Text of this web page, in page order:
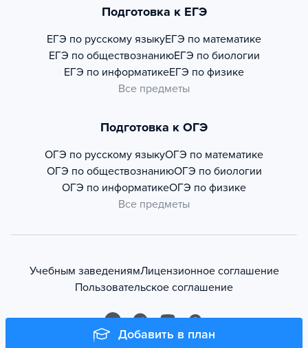
Добавить в план
Подготовка к ЕГЭ
ЕГЭ по русскому языкуЕГЭ по математике
ЕГЭ по обществознаниюЕГЭ по биологии
ЕГЭ по информатикеЕГЭ по физике
Все предметы
Подготовка к ОГЭ
ОГЭ по русскому языкуОГЭ по математике
ОГЭ по обществознаниюОГЭ по биологии
ОГЭ по информатикеОГЭ по физике
Все предметы
Учебным заведениямЛицензионное соглашение
Пользовательское соглашение